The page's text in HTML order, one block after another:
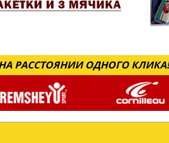
РАССТОЯНИИ ОДНОГО КЛИКА!